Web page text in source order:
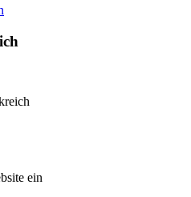
ein